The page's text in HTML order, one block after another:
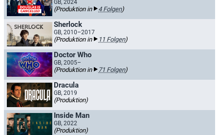
GB, 2024
(Produktion in 4 Folgen)
Sherlock
GB, 2010–2017
(Produktion in 11 Folgen)
Doctor Who
GB, 2005–
(Produktion in 71 Folgen)
Dracula
GB, 2019
(Produktion)
Inside Man
GB, 2022
(Produktion)